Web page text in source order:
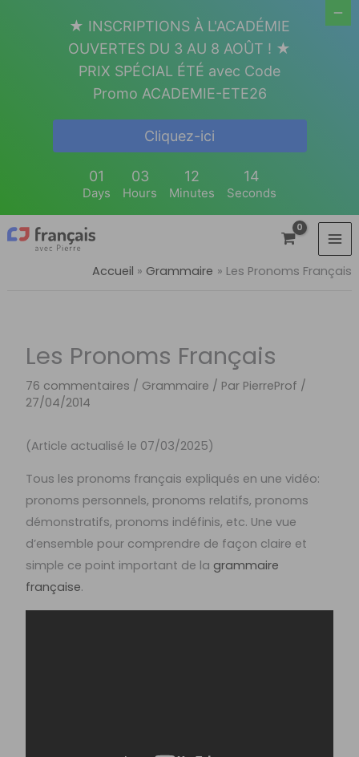
Accueil Grammaire Les Pronoms Français
Les Pronoms Français
76 commentaires / Grammaire / Par PierreProf /
27/04/2014
(Article actualisé le 07/03/2025)
Tous les pronoms français expliqués en une vidéo:
pronoms personnels, pronoms relatifs, pronoms
démonstratifs, pronoms indéfinis, etc. Une vue
d’ensemble pour comprendre de façon claire et
simple ce point important de la grammaire
française.
★ INSCRIPTIONS À L'ACADÉMIE
OUVERTES DU 3 AU 8 AOÛT ! ★
PRIX SPÉCIAL ÉTÉ avec Code
Promo ACADEMIE-ETE26
Cliquez-ici
01
Days
03
Hours
12
Minutes
13
Seconds